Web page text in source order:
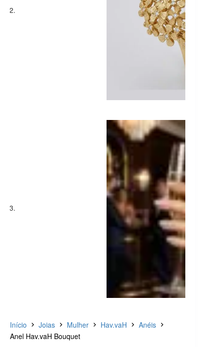
Início Joias Mulher Hav.vaH
Anéis
Anel Hav.vaH Bouquet